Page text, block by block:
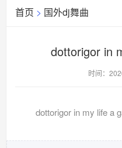
首页 > 国外dj舞曲
dottorigor in
时间：
dottorigor in my life a